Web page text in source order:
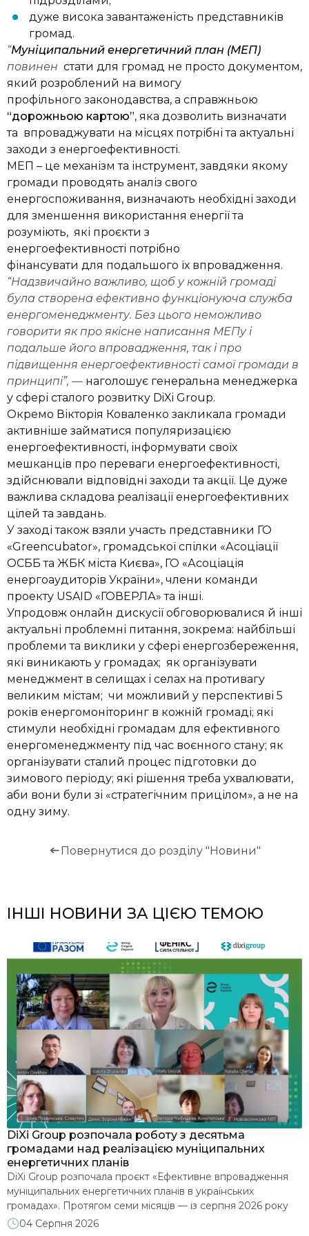
дуже висока завантаженість представників
громад.
“Муніципальний енергетичний план (МЕП)
повинен стати для громад не просто документом,
який розроблений на вимогу
профільного законодавства, а справжньою
“дорожньою картою”, яка дозволить визначати
та впроваджувати на місцях потрібні та актуальні
заходи з енергоефективності.
МЕП – це механізм та інструмент, завдяки якому
громади проводять аналіз свого
енергоспоживання, визначають необхідні заходи
для зменшення використання енергії та
розуміють, які проєкти з
енергоефективності потрібно
фінансувати для подальшого їх впровадження.
“Надзвичайно важливо, щоб у кожній громаді
була створена ефективно функціонуюча служба
енергоменеджменту. Без цього неможливо
говорити як про якісне написання МЕПу і
подальше його впровадження, так і про
підвищення енергоефективності самої громади в
принципі”, — наголошує генеральна менеджерка
у сфері сталого розвитку DiXi Group.
Окремо Вікторія Коваленко закликала громади
активніше займатися популяризацією
енергоефективності, інформувати своїх
мешканців про переваги енергоефективності,
здійснювали відповідні заходи та акції. Це дуже
важлива складова реалізації енергоефективних
цілей та завдань.
У заході також взяли участь представники ГО
«Greencubator», громадської спілки «Асоціації
ОСББ та ЖБК міста Києва», ГО «Асоціація
енергоаудиторів України», члени команди
проекту USAID «ГОВЕРЛА» та інші.
Упродовж онлайн дискусії обговорювалися й інші
актуальні проблемні питання, зокрема: найбільші
проблеми та виклики у сфері енергозбереження,
які виникають у громадах; як організувати
менеджмент в селищах і селах на противагу
великим містам; чи можливий у перспективі 5
років енергомоніторинг в кожній громаді; які
стимули необхідні громадам для ефективного
енергоменеджменту під час воєнного стану; як
організувати сталий процес підготовки до
зимового періоду; які рішення треба ухвалювати,
аби вони були зі «стратегічним прицілом», а не на
одну зиму.
Повернутися до розділу "Новини"
ІНШІ НОВИНИ ЗА ЦІЄЮ ТЕМОЮ
DiXi Group розпочала роботу з десятьма
громадами над реалізацією муніципальних
енергетичних планів
DiXi Group розпочала проєкт «Ефективне впровадження
муніципальних енергетичних планів в українських
громадах». Протягом семи місяців — із серпня 2026 року
до лютого 2027 року — команда допомагатиме десятьом
04 Серпня 2026